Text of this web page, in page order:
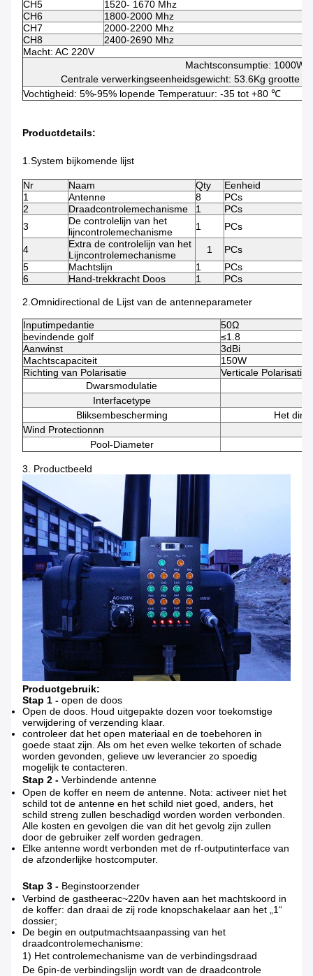
CH5 1520- 1670 Mhz
CH6
1800-2000 Mhz
CH7
2000-2200 Mhz
CH8
2400-2690 Mhz
Macht: AC 220V
Machtsconsumptie: 1000W
Centrale verwerkingseenheidsgewicht: 53.6Kg grootte
Vochtigheid: 5%-95% lopende Temperatuur: -35 tot +80 ℃
Productdetails:
1.System bijkomende lijst
Nr Naam Qty
Eenheid
1
Antenne 8
PCs
2
Draadcontrolemechanisme 1
PCs
3
De controlelijn van het
lijncontrolemechanisme
1 PCs
4
Extra de controlelijn van het
Lijncontrolemechanisme
1
PCs
5
Machtslijn 1
PCs
6
Hand-trekkracht Doos 1 PCs
2.Omnidirectional de Lijst van de antenneparameter
Inputimpedantie
50Ω
bevindende golf
≤1.8
Aanwinst
3dBi
Machtscapaciteit
150W
Richting van Polarisatie
Verticale Polarisatie
Dwarsmodulatie
Interfacetype
Bliksembescherming
Het
Wind Protectionnn
Pool-Diameter
3. Productbeeld
Productgebruik:
Stap 1 - open de doos
Open de doos. Houd uitgepakte dozen voor toekomstige
verwijdering of verzending klaar.
controleer dat het open materiaal en de toebehoren in
goede staat zijn. Als om het even welke tekorten of schade
worden gevonden, gelieve uw leverancier zo spoedig
mogelijk te contacteren.
Stap 2 - Verbindende antenne
Open de koffer en neem de antenne. Nota: activeer niet het
schild tot de antenne en het schild niet goed, anders, het
schild streng zullen beschadigd worden worden verbonden.
Alle kosten en gevolgen die van dit het gevolg zijn zullen
door de gebruiker zelf worden gedragen.
Elke antenne wordt verbonden met de rf-outputinterface van
de afzonderlijke hostcomputer.
Stap 3 - Beginstoorzender
Verbind de gastheerac~220v haven aan het machtskoord in
de koffer: dan draai de zij rode knopschakelaar aan het „1“
dossier;
De begin en outputmachtsaanpassing van het
draadcontrolemechanisme:
1) Het controlemechanisme van de verbindingsdraad
De 6pin-de verbindingslijn wordt van de draadcontrole